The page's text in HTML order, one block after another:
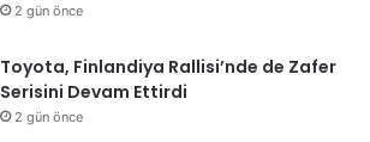
2 gün önce
Toyota, Finlandiya Rallisi’nde de Zafer
Serisini Devam Ettirdi
2 gün önce